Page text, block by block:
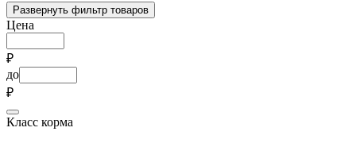
Развернуть фильтр товаров
Цена
₽
до
₽
Класс корма